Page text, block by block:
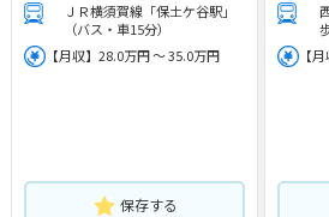
ＪＲ横須賀線「保土ケ谷駅」
（バス・車15分）
【月収】28.0万円 ～ 35.0万円
保存する
【月